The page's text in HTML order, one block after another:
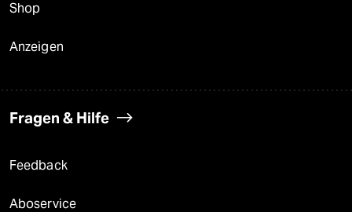
Shop
Anzeigen
Fragen & Hilfe
Feedback
Aboservice